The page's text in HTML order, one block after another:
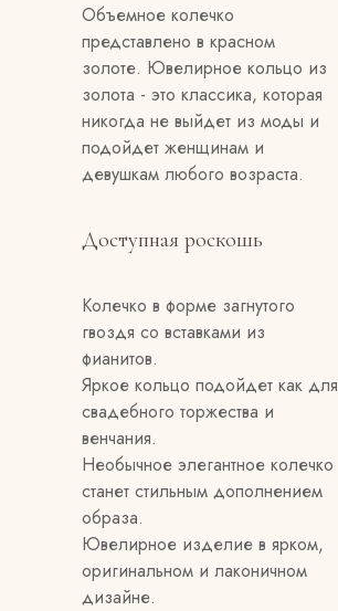
Объемное колечко
представлено в красном
золоте. Ювелирное кольцо из
золота - это классика, которая
никогда не выйдет из моды и
подойдет женщинам и
девушкам любого возраста.
Доступная роскошь
Колечко в форме загнутого
гвоздя со вставками из
фианитов.
Яркое кольцо подойдет как для
свадебного торжества и
венчания.
Необычное элегантное колечко
станет стильным дополнением
образа.
Ювелирное изделие в ярком,
оригинальном и лаконичном
дизайне.